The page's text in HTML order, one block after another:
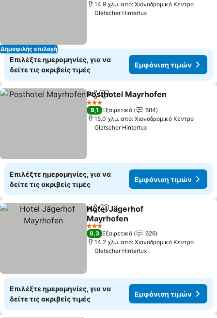
Δημοφιλής επιλογή
14.9 χλμ. από: Χιονοδρομικό Κέντρο
Gletscher Hintertux
Επιλέξτε ημερομηνίες, για να
δείτε τις ακριβείς τιμές
Εμφάνιση τιμών
Κοινοποίηση
Προσθήκη στα αγαπημένα
Posthotel Mayrhofen
3 Αστέρια
9,1 Εξαιρετικό
684
15.0 χλμ. από: Χιονοδρομικό Κέντρο
Gletscher Hintertux
Επιλέξτε ημερομηνίες, για να
δείτε τις ακριβείς τιμές
Εμφάνιση τιμών
Κοινοποίηση
Προσθήκη στα αγαπημένα
Hotel Jägerhof
Mayrhofen
Εμφάνιση τιμών
3 Αστέρια
9,3 Εξαιρετικό
626
14.2 χλμ. από: Χιονοδρομικό Κέντρο
Gletscher Hintertux
Επιλέξτε ημερομηνίες, για να
δείτε τις ακριβείς τιμές
Εμφάνιση τιμών